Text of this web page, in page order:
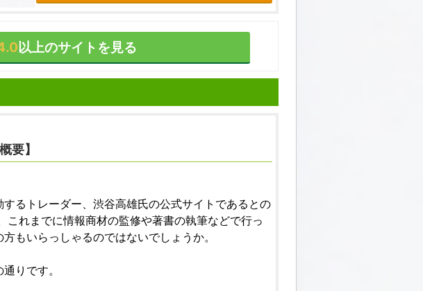
以上のサイトを見る
要】
るトレーダー、渋谷高雄氏の公式サイトであるとの
これまでに情報商材の監修や著書の執筆などで行っ
もいらっしゃるのではないでしょうか。
りです。